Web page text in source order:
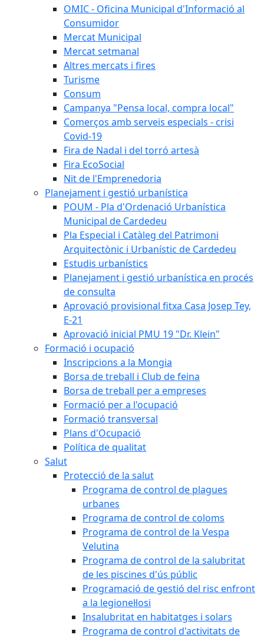
OMIC - Oficina Municipal d'Informació al
Consumidor
Mercat Municipal
Mercat setmanal
Altres mercats i fires
Turisme
Consum
Campanya "Pensa local, compra local"
Comerços amb serveis especials - crisi
Covid-19
Fira de Nadal i del torró artesà
Fira EcoSocial
Nit de l'Emprenedoria
Planejament i gestió urbanística
POUM - Pla d'Ordenació Urbanística
Municipal de Cardedeu
Pla Especial i Catàleg del Patrimoni
Arquitectònic i Urbanístic de Cardedeu
Estudis urbanístics
Planejament i gestió urbanística en procés
de consulta
Aprovació provisional fitxa Casa Josep Tey,
E-21
Aprovació inicial PMU 19 "Dr. Klein"
Formació i ocupació
Inscripcions a la Mongia
Borsa de treball i Club de feina
Borsa de treball per a empreses
Formació per a l'ocupació
Formació transversal
Plans d'Ocupació
Política de qualitat
Salut
Protecció de la salut
Programa de control de plagues
urbanes
Programa de control de coloms
Programa de control de la Vespa
Velutina
Programa de control de la salubritat
de les piscines d'ús públic
Programació de gestió del risc enfront
a la legionel·losi
Insalubritat en habitatges i solars
Programa de control d'activitats de